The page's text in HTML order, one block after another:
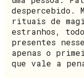
despercebido.
rituais de
estranhos,
presentes
apenas o
que vale a